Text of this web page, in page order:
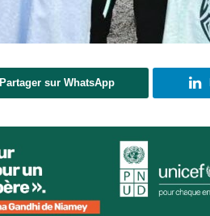
Partager sur WhatsApp